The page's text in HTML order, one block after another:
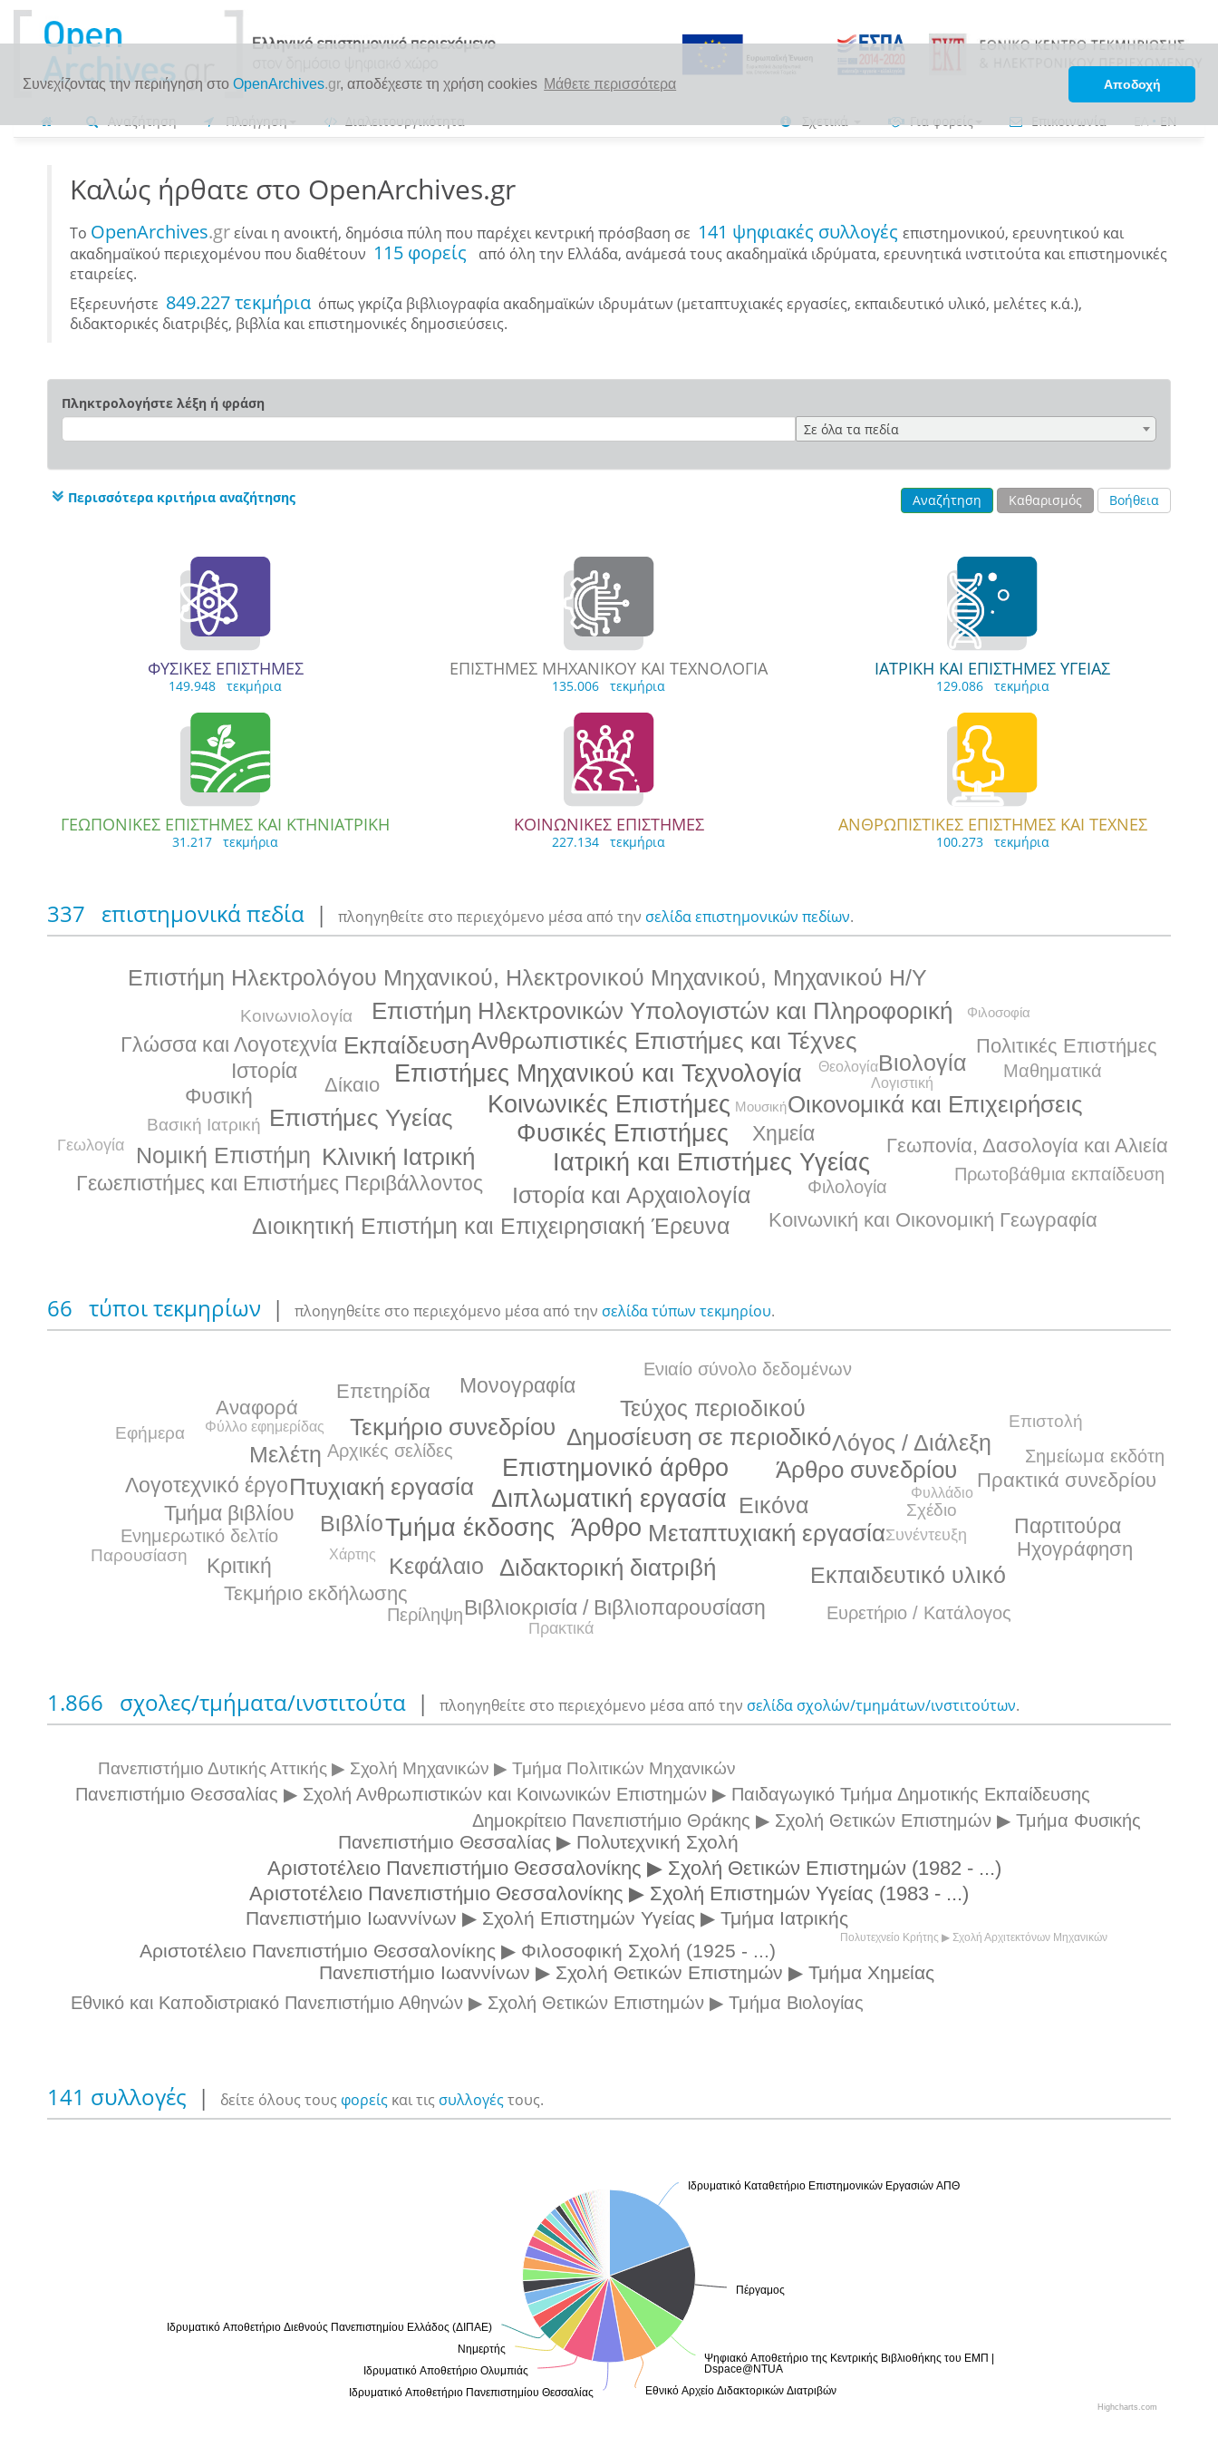
Συνεχίζοντας την περιήγηση στο OpenArchives.gr, αποδέχεστε τη χρήση cookies Μάθετε περισσότερα Αποδοχή
Αναζήτηση Πλοήγηση Διαλειτουργικότητα Σχετικά Για φορείς Επικοινωνία ΕΛ•EN
Καλώς ήρθατε στο OpenArchives.gr
Το OpenArchives.grείναι η ανοικτή, δημόσια πύλη που παρέχει κεντρική πρόσβαση σε 141 ψηφιακές συλλογές επιστημονικού, ερευνητικού και
ακαδημαϊκού περιεχομένου που διαθέτουν 115 φορείς
από όλη την Ελλάδα, ανάμεσά τους ακαδημαϊκά ιδρύματα, ερευνητικά ινστιτούτα και επιστημονικές
εταιρείες.
Εξερευνήστε 849.227 τεκμήρια όπως γκρίζα βιβλιογραφία ακαδημαϊκών ιδρυμάτων (μεταπτυχιακές εργασίες, εκπαιδευτικό υλικό, μελέτες κ.ά.),
διδακτορικές διατριβές, βιβλία και επιστημονικές δημοσιεύσεις.
Πληκτρολογήστε λέξη ή φράση
Σε όλα τα πεδία
Περισσότερα κριτήρια αναζήτησης Αναζήτηση Καθαρισμός Βοήθεια
ΦΥΣΙΚΕΣ ΕΠΙΣΤΗΜΕΣ
149.948 τεκμήρια
ΕΠΙΣΤΗΜΕΣ ΜΗΧΑΝΙΚΟΥ ΚΑΙ ΤΕΧΝΟΛΟΓΙΑ
135.006 τεκμήρια
ΙΑΤΡΙΚΗ ΚΑΙ ΕΠΙΣΤΗΜΕΣ ΥΓΕΙΑΣ
129.086 τεκμήρια
ΓΕΩΠΟΝΙΚΕΣ ΕΠΙΣΤΗΜΕΣ ΚΑΙ ΚΤΗΝΙΑΤΡΙΚΗ
31.217 τεκμήρια
ΚΟΙΝΩΝΙΚΕΣ ΕΠΙΣΤΗΜΕΣ
227.134 τεκμήρια
ΑΝΘΡΩΠΙΣΤΙΚΕΣ ΕΠΙΣΤΗΜΕΣ ΚΑΙ ΤΕΧΝΕΣ
100.273 τεκμήρια
337 επιστημονικά πεδία | πλοηγηθείτε στο περιεχόμενο μέσα από την σελίδα επιστημονικών πεδίων.
Κοινωνικές Επιστήμες
Φυσικές Επιστήμες
Επιστήμες Μηχανικού και Τεχνολογία
Ιατρική και Επιστήμες Υγείας
Ανθρωπιστικές Επιστήμες και Τέχνες
Οικονομικά και Επιχειρήσεις
Επιστήμες Υγείας
Εκπαίδευση
Κλινική Ιατρική
Επιστήμη Ηλεκτρονικών Υπολογιστών και Πληροφορική
Ιστορία και Αρχαιολογία
Επιστήμη Ηλεκτρολόγου Μηχανικού, Ηλεκτρονικού Μηχανικού, Μηχανικού Η/Υ
Νομική Επιστήμη
Βιολογία
Διοικητική Επιστήμη και Επιχειρησιακή Έρευνα
Χημεία
Ιστορία
Γλώσσα και Λογοτεχνία
Φυσική
Γεωεπιστήμες και Επιστήμες Περιβάλλοντος
Γεωπονία, Δασολογία και Αλιεία
Δίκαιο
Πολιτικές Επιστήμες
Κοινωνική και Οικονομική Γεωγραφία
Πρωτοβάθμια εκπαίδευση
Φιλολογία
Μαθηματικά
Κοινωνιολογία
Βασική Ιατρική
Γεωλογία
Θεολογία
Λογιστική
Φιλοσοφία
Μουσική
66 τύποι τεκμηρίων | πλοηγηθείτε στο περιεχόμενο μέσα από την σελίδα τύπων τεκμηρίου.
Διπλωματική εργασία
Άρθρο
Επιστημονικό άρθρο
Τμήμα έκδοσης
Δημοσίευση σε περιοδικό
Μεταπτυχιακή εργασία
Πτυχιακή εργασία
Διδακτορική διατριβή
Τεκμήριο συνεδρίου
Άρθρο συνεδρίου
Βιβλίο
Κεφάλαιο
Μελέτη
Εικόνα
Λόγος / Διάλεξη
Τεύχος περιοδικού
Εκπαιδευτικό υλικό
Τμήμα βιβλίου
Κριτική
Βιβλιοκρισία / Βιβλιοπαρουσίαση
Μονογραφία
Λογοτεχνικό έργο
Παρτιτούρα
Τεκμήριο εκδήλωσης
Επετηρίδα
Πρακτικά συνεδρίου
Αναφορά
Ηχογράφηση
Ενημερωτικό δελτίο
Αρχικές σελίδες
Ενιαίο σύνολο δεδομένων
Σημείωμα εκδότη
Ευρετήριο / Κατάλογος
Περίληψη
Σχέδιο
Εφήμερα
Παρουσίαση
Επιστολή
Πρακτικά
Συνέντευξη
Φύλλο εφημερίδας
Φυλλάδιο
Χάρτης
1.866 σχολες/τμήματα/ινστιτούτα | πλοηγηθείτε στο περιεχόμενο μέσα από την σελίδα σχολών/τμημάτων/ινστιτούτων.
Αριστοτέλειο Πανεπιστήμιο Θεσσαλονίκης ▶ Σχολή Επιστημών Υγείας (1983 - ...)
Αριστοτέλειο Πανεπιστήμιο Θεσσαλονίκης ▶ Σχολή Θετικών Επιστημών (1982 - ...)
Πανεπιστήμιο Ιωαννίνων ▶ Σχολή Επιστημών Υγείας ▶ Τμήμα Ιατρικής
Πανεπιστήμιο Θεσσαλίας ▶ Πολυτεχνική Σχολή
Αριστοτέλειο Πανεπιστήμιο Θεσσαλονίκης ▶ Φιλοσοφική Σχολή (1925 - ...)
Πανεπιστήμιο Ιωαννίνων ▶ Σχολή Θετικών Επιστημών ▶ Τμήμα Χημείας
Δημοκρίτειο Πανεπιστήμιο Θράκης ▶ Σχολή Θετικών Επιστημών ▶ Τμήμα Φυσικής
Πανεπιστήμιο Θεσσαλίας ▶ Σχολή Ανθρωπιστικών και Κοινωνικών Επιστημών ▶ Παιδαγωγικό Τμήμα Δημοτικής Εκπαίδευσης
Εθνικό και Καποδιστριακό Πανεπιστήμιο Αθηνών ▶ Σχολή Θετικών Επιστημών ▶ Τμήμα Βιολογίας
Πανεπιστήμιο Δυτικής Αττικής ▶ Σχολή Μηχανικών ▶ Τμήμα Πολιτικών Μηχανικών
Πολυτεχνείο Κρήτης ▶ Σχολή Αρχιτεκτόνων Μηχανικών
141 συλλογές | δείτε όλους τους φορείς και τις συλλoγέςτους.
Ιδρυματικό Καταθετήριο Επιστημονικών Εργασιών ΑΠΘ
Ιδρυματικό Καταθετήριο Επιστημονικών Εργασιών ΑΠΘ
Πέργαμος
Πέργαμος
Ψηφιακό Αποθετήριο της Κεντρικής Βιβλιοθήκης του ΕΜΠ |
Dspace@NTUA
Ψηφιακό Αποθετήριο της Κεντρικής Βιβλιοθήκης του ΕΜΠ |
Dspace@NTUA
Εθνικό Αρχείο Διδακτορικών Διατριβών
Εθνικό Αρχείο Διδακτορικών Διατριβών
Ιδρυματικό Αποθετήριο Πανεπιστημίου Θεσσαλίας
Ιδρυματικό Αποθετήριο Πανεπιστημίου Θεσσαλίας
Ιδρυματικό Αποθετήριο Ολυμπιάς
Ιδρυματικό Αποθετήριο Ολυμπιάς
Νημερτής
Νημερτής
Ιδρυματικό Αποθετήριο Διεθνούς Πανεπιστημίου Ελλάδος (ΔΙΠΑΕ)
Ιδρυματικό Αποθετήριο Διεθνούς Πανεπιστημίου Ελλάδος (ΔΙΠΑΕ)
Highcharts.com